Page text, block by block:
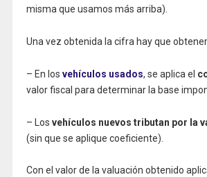
misma que usamos más arriba).
Una vez obtenida la cifra hay que
– En los vehículos usados, se aplica el
valor fiscal para determinar la base
– Los vehículos nuevos tributan por la
(sin que se aplique coeficiente).
Con el valor de la valuación obtenido